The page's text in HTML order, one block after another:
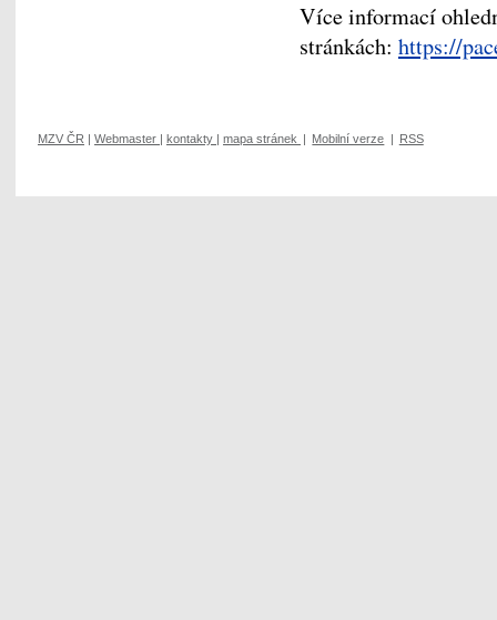
Více informací
stránkách: https://
MZV ČR | Webmaster | kontakty | mapa stránek | Mobilní verze | RSS